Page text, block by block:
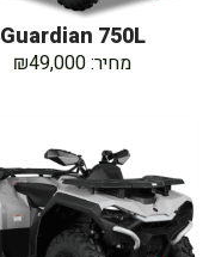
Guardian 750L
מחיר: ₪49,000